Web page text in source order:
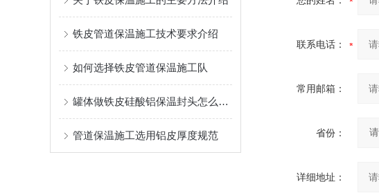
铁皮管道保温施工技术要求介绍
如何选择铁皮管道保温施工队
罐体做铁皮硅酸铝保温封头怎么下料
管道保温施工选用铝皮厚度规范
联系电话：
常用邮箱：
省份：
详细地址：